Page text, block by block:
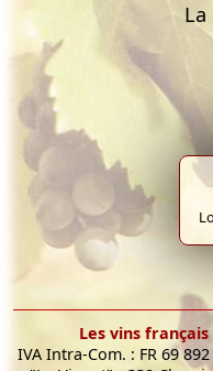
La
Les vins français
IVA Intra-Com. : FR 69